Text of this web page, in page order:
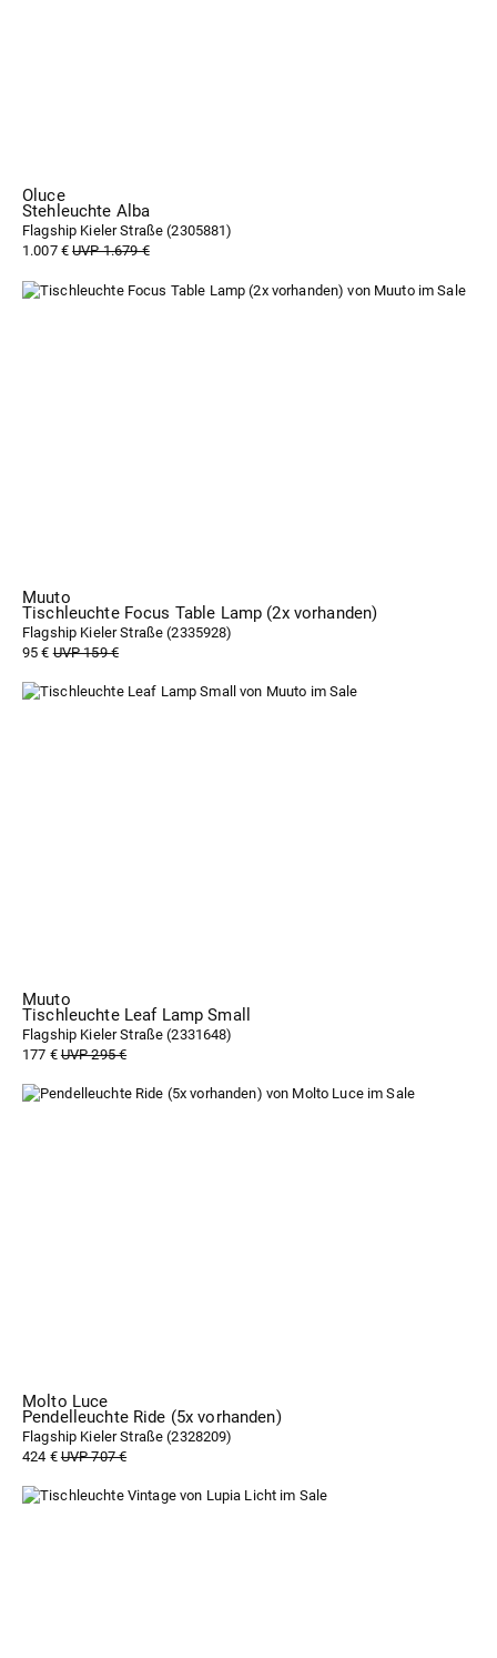
Oluce
Stehleuchte Alba
Flagship Kieler Straße (2305881)
1.007 €UVP 1.679 €
Muuto
Tischleuchte Focus Table Lamp (2x vorhanden)
Flagship Kieler Straße (2335928)
95 €UVP 159 €
Muuto
Tischleuchte Leaf Lamp Small
Flagship Kieler Straße (2331648)
177 €UVP 295 €
Molto Luce
Pendelleuchte Ride (5x vorhanden)
Flagship Kieler Straße (2328209)
424 €UVP 707 €